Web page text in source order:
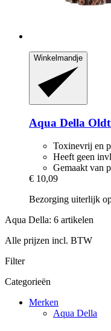
Winkelmandje
Aqua Della
Toxinevrij en
Heeft geen
Gemaakt van
€ 10,09
Bezorging uiterlijk
Aqua Della: 6 artikelen
Alle prijzen incl. BTW
Filter
Categorieën
Merken
Aqua Della